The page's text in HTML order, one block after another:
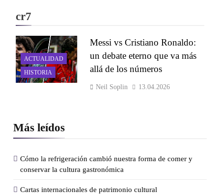
Más leídos
Cómo la refrigeración cambió nuestra forma de comer y
conservar la cultura gastronómica
Cartas internacionales de patrimonio cultural
cr7
ACTUALIDAD
HISTORIA
Messi vs Cristiano Ronaldo:
un debate eterno que va más
allá de los números
Neil Soplin 13.04.2026